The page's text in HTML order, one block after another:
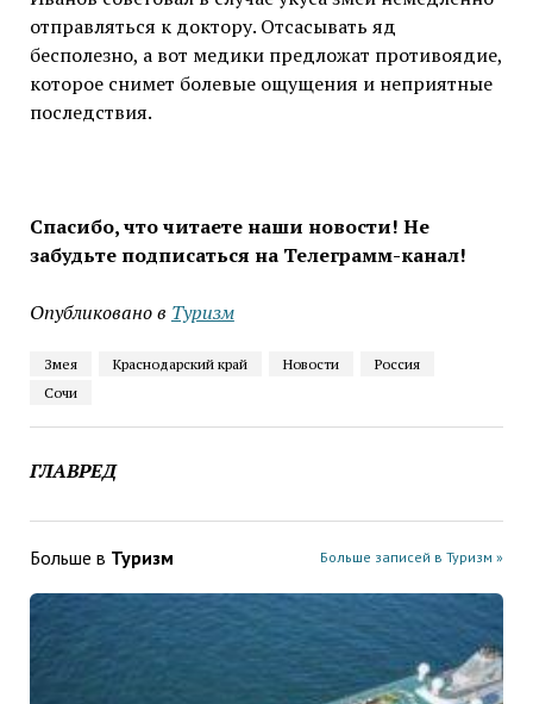
отправляться к доктору. Отсасывать яд
бесполезно, а вот медики предложат противоядие,
которое снимет болевые ощущения и неприятные
последствия.
Спасибо, что читаете наши новости! Не
забудьте подписаться на Телеграмм-канал!
Опубликовано в Туризм
Змея Краснодарский край Новости
Россия
Сочи
ГЛАВРЕД
Больше в Туризм Больше записей в Туризм »